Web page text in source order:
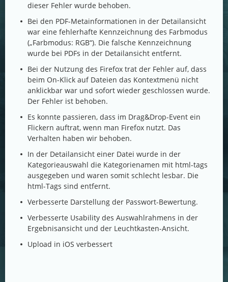
dieser Fehler wurde behoben.
Bei den PDF-Metainformationen in der Detailansicht
war eine fehlerhafte Kennzeichnung des Farbmodus
(„Farbmodus: RGB“). Die falsche Kennzeichnung
wurde bei PDFs in der Detailansicht entfernt.
Bei der Nutzung des Firefox trat der Fehler auf, dass
beim On-Klick auf Dateien das Kontextmenü nicht
anklickbar war und sofort wieder geschlossen wurde.
Der Fehler ist behoben.
Es konnte passieren, dass im Drag&Drop-Event ein
Flickern auftrat, wenn man Firefox nutzt. Das
Verhalten haben wir behoben.
In der Detailansicht einer Datei wurde in der
Kategorieauswahl die Kategorienamen mit html-tags
ausgegeben und waren somit schlecht lesbar. Die
html-Tags sind entfernt.
Verbesserte Darstellung der Passwort-Bewertung.
Verbesserte Usability des Auswahlrahmens in der
Ergebnisansicht und der Leuchtkasten-Ansicht.
Upload in iOS verbessert